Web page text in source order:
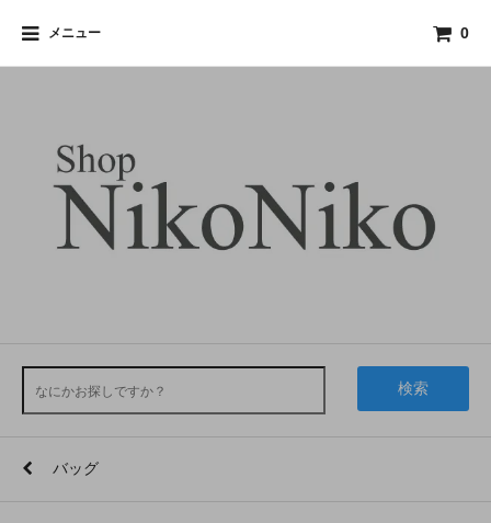
メニュー 0
検索
バッグ